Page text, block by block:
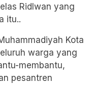
Ridlwan yang
itu..
Kota
warga yang
membantu,
pesantren